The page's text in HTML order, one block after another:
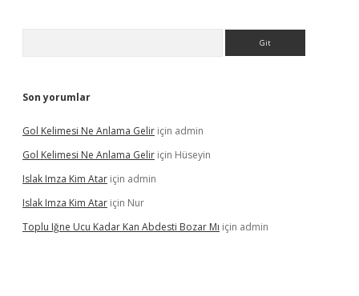
Son yorumlar
Gol Kelimesi Ne Anlama Gelir için admin
Gol Kelimesi Ne Anlama Gelir için Hüseyin
Islak Imza Kim Atar için admin
Islak Imza Kim Atar için Nur
Toplu Iğne Ucu Kadar Kan Abdesti Bozar Mı için admin